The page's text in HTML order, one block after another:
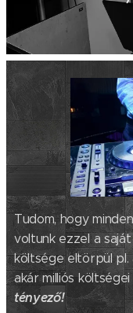
Tudom, hogy
voltunk ezzel a
költsége eltörpül
akár milliós
tényező!